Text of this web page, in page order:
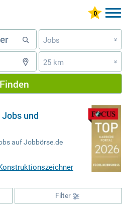
Jobs »
25 km »
Finden
und
auf Jobbörse.de
Filter